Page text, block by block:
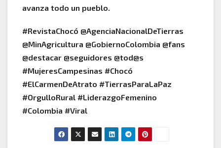
avanza todo un pueblo.
#RevistaChocó @AgenciaNacionalDeTierras
@MinAgricultura @GobiernoColombia @fans
@destacar @seguidores @tod@s
#MujeresCampesinas #Chocó
#ElCarmenDeAtrato #TierrasParaLaPaz
#OrgulloRural #LiderazgoFemenino
#Colombia #Viral